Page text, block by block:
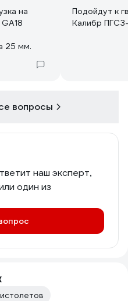
на
25 мм.
Подойдут к
Калибр
вопросы
наш эксперт,
один из